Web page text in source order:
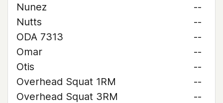
Nunez
--
Nutts
--
ODA 7313
--
Omar
--
Otis
--
Overhead Squat 1RM
--
Overhead Squat 3RM
--